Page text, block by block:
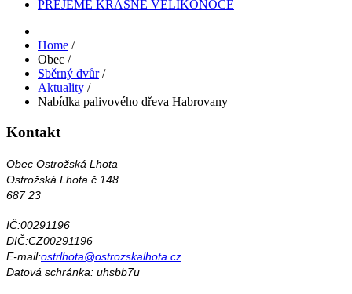
PŘEJEME KRÁSNÉ VELIKONOCE
Home /
Obec /
Sběrný dvůr /
Aktuality /
Nabídka palivového dřeva Habrovany
Kontakt
Obec Ostrožská Lhota
Ostrožská Lhota č.148
687 23
IČ:00291196
DIČ:CZ00291196
E-mail:ostrlhota@ostrozskalhota.cz
Datová schránka: uhsbb7u